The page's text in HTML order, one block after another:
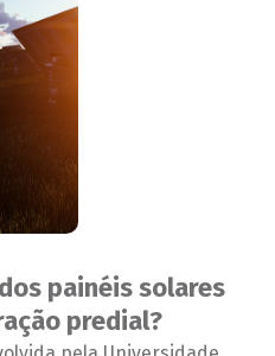
painéis solares
predial?